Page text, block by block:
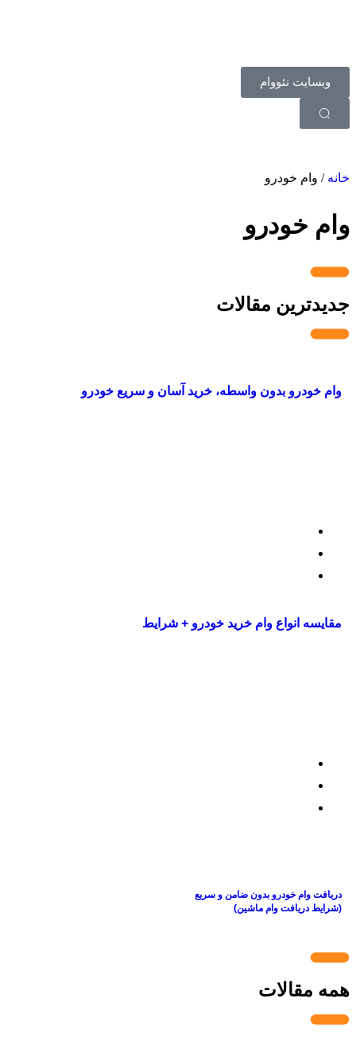
وبسایت نئووام
خانه / وام خودرو
وام خودرو
جدیدترین مقالات
وام خودرو بدون واسطه، خرید آسان و سریع خودرو
مقایسه انواع وام خرید خودرو + شرایط
دریافت وام خودرو بدون ضامن و سریع
(شرایط دریافت وام ماشین)
همه مقالات